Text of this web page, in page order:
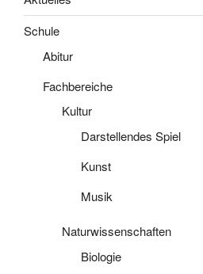
Schule
Abitur
Fachbereiche
Kultur
Darstellendes Spiel
Kunst
Musik
Naturwissenschaften
Biologie